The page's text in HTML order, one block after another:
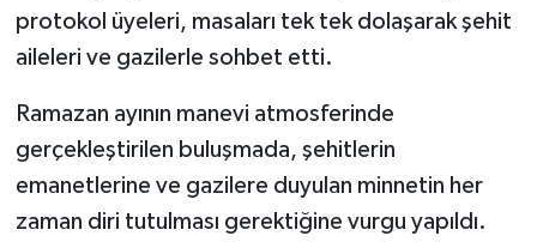
protokol üyeleri, masaları tek tek dolaşarak şehit
aileleri ve gazilerle sohbet etti.
Ramazan ayının manevi atmosferinde
gerçekleştirilen buluşmada, şehitlerin
emanetlerine ve gazilere duyulan minnetin her
zaman diri tutulması gerektiğine vurgu yapıldı.